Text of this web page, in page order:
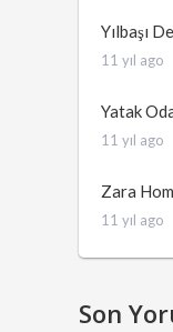
Yılbaşı
11 yıl ago
Yatak
11 yıl ago
Zara
11 yıl ago
Son